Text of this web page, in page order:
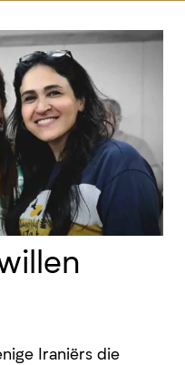
Iraniërs die